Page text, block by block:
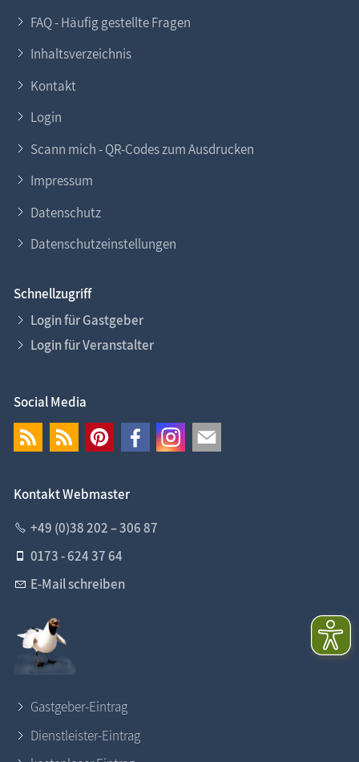
FAQ - Häufig gestellte Fragen
Inhaltsverzeichnis
Kontakt
Login
Scann mich - QR-Codes zum Ausdrucken
Impressum
Datenschutz
Datenschutzeinstellungen
Schnellzugriff
Login für Gastgeber
Login für Veranstalter
Social Media
Kontakt Webmaster
+49 (0)38 202 – 306 87
0173 - 624 37 64
E-Mail schreiben
Gastgeber-Eintrag
Dienstleister-Eintrag